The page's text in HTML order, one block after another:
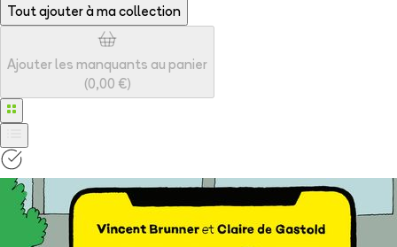
Tout ajouter à ma collection
Ajouter les manquants au panier
(0,00 €)